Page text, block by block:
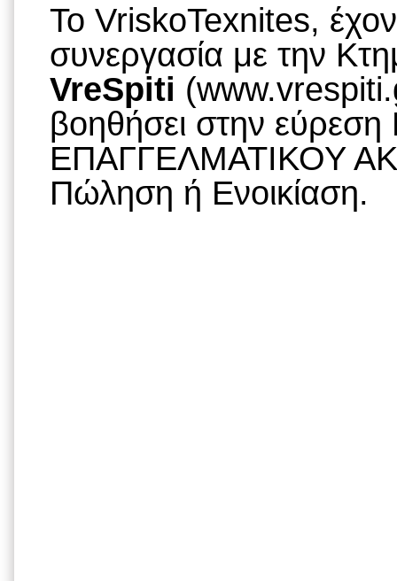
To VriskoTexnites,
συνεργασία με την
VreSpiti
βοηθήσει στην
ΕΠΑΓΓΕΛΜΑΤΙΚΟΥ
Πώληση ή Ενοικίαση.